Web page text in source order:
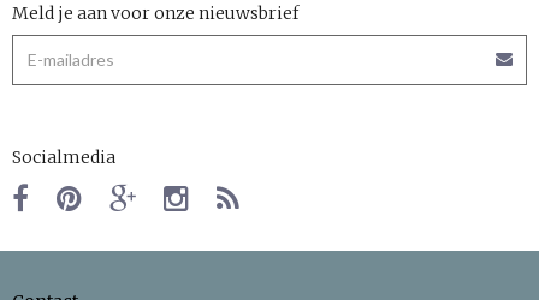
Meld je aan voor onze nieuwsbrief
Socialmedia